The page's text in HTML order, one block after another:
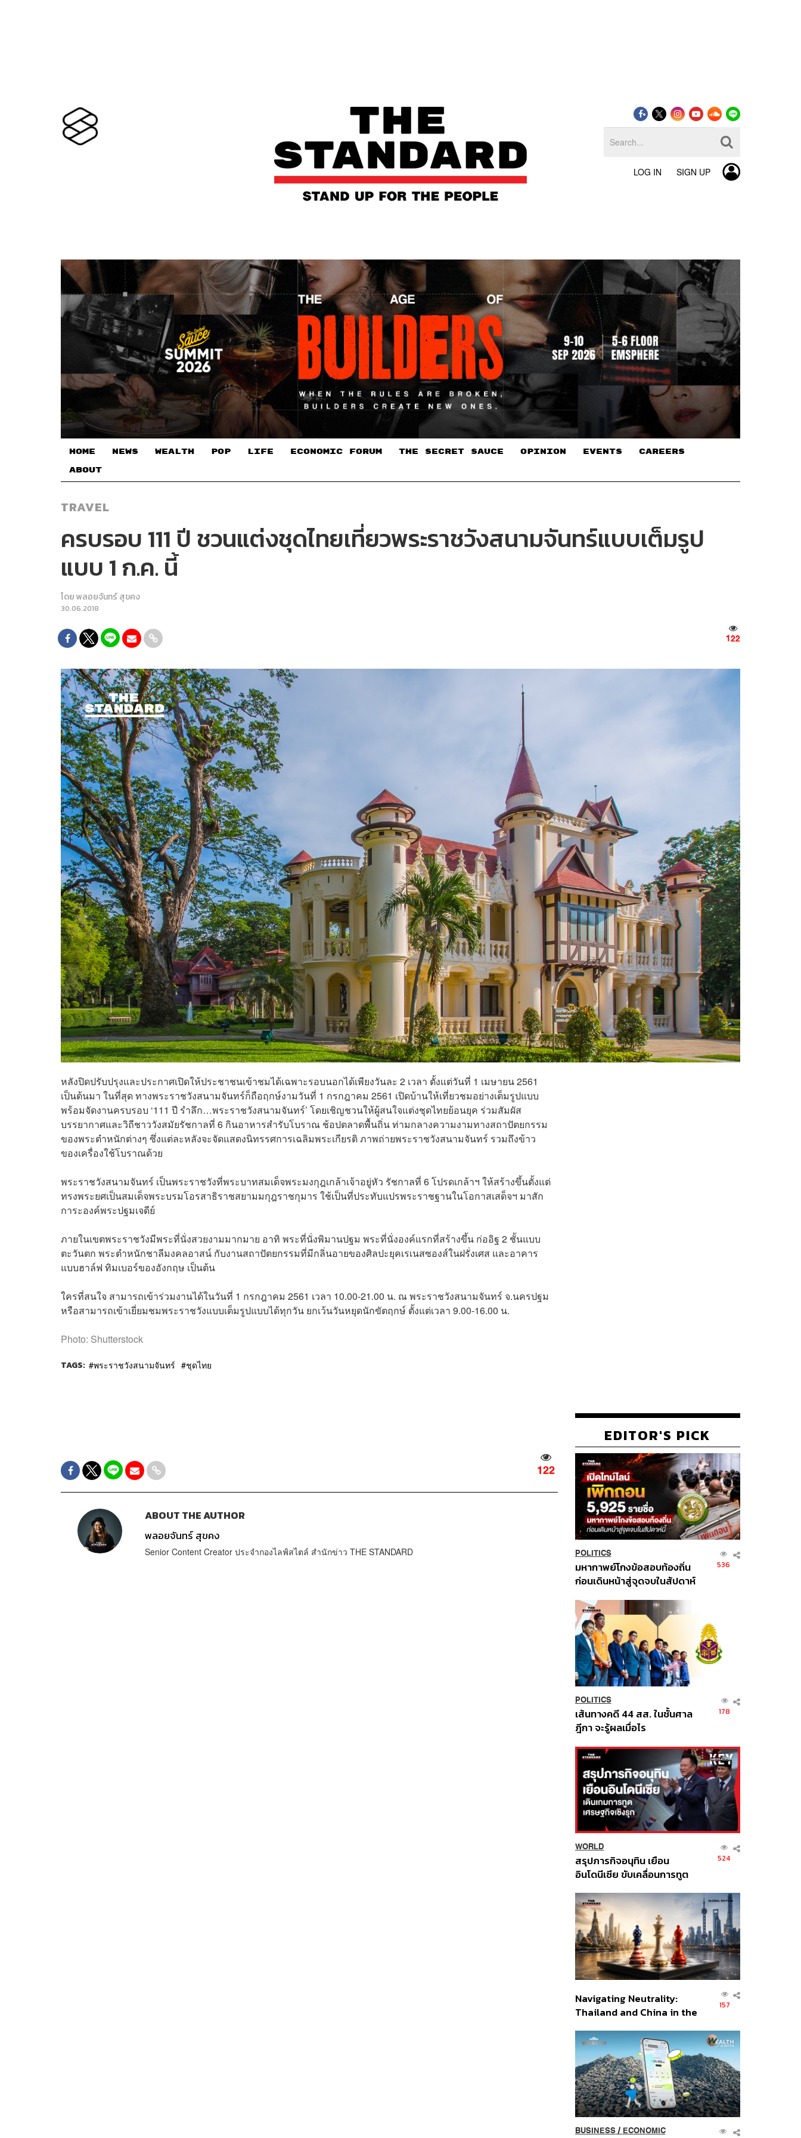
LOG IN SIGN UP
HOME NEWS WEALTH POP LIFE ECONOMIC FORUM THE SECRET SAUCE​ OPINION EVENTS CAREERS
ABOUT
TRAVEL
ครบรอบ 111 ปี ชวนแต่งชุดไทยเที่ยวพระราชวังสนามจันทร์แบบเต็มรูป
แบบ 1 ก.ค. นี้
โดยพลอยจันทร์ สุขคง
30.06.2018
122
หลังปิดปรับปรุงและประกาศเปิดให้ประชาชนเข้าชมได้เฉพาะรอบนอกได้เพียงวันละ 2 เวลา ตั้งแต่วันที่ 1 เมษายน 2561
เป็นต้นมา ในที่สุด ทางพระราชวังสนามจันทร์ก็ถือฤกษ์งามวันที่ 1 กรกฎาคม 2561 เปิดบ้านให้เที่ยวชมอย่างเต็มรูปแบบ
พร้อมจัดงานครบรอบ ‘111 ปี รำลึก…พระราชวังสนามจันทร์’ โดยเชิญชวนให้ผู้สนใจแต่งชุดไทยย้อนยุค ร่วมสัมผัส
บรรยากาศและวิถีชาววังสมัยรัชกาลที่ 6 กินอาหารสำรับโบราณ ช้อปตลาดพื้นถิ่น ท่ามกลางความงามทางสถาปัตยกรรม
ของพระตำหนักต่างๆ ซึ่งแต่ละหลังจะจัดแสดงนิทรรศการเฉลิมพระเกียรติ ภาพถ่ายพระราชวังสนามจันทร์ รวมถึงข้าว
ของเครื่องใช้โบราณด้วย
พระราชวังสนามจันทร์ เป็นพระราชวังที่พระบาทสมเด็จพระมงกุฎเกล้าเจ้าอยู่หัว รัชกาลที่ 6 โปรดเกล้าฯ ให้สร้างขึ้นตั้งแต่
ทรงพระยศเป็นสมเด็จพระบรมโอรสาธิราชสยามมกุฎราชกุมาร ใช้เป็นที่ประทับแปรพระราชฐานในโอกาสเสด็จฯ มาสัก
การะองค์พระปฐมเจดีย์
ภายในเขตพระราชวังมีพระที่นั่งสวยงามมากมาย อาทิ พระที่นั่งพิมานปฐม พระที่นั่งองค์แรกที่สร้างขึ้น ก่ออิฐ 2 ชั้นแบบ
ตะวันตก พระตำหนักชาลีมงคลอาสน์ กับงานสถาปัตยกรรมที่มีกลิ่นอายของศิลปะยุคเรเนสซองส์ในฝรั่งเศส และอาคาร
แบบฮาล์ฟ ทิมเบอร์ของอังกฤษ เป็นต้น
ใครที่สนใจ สามารถเข้าร่วมงานได้ในวันที่ 1 กรกฎาคม 2561 เวลา 10.00-21.00 น. ณ พระราชวังสนามจันทร์ จ.นครปฐม
หรือสามารถเข้าเยี่ยมชมพระราชวังแบบเต็มรูปแบบได้ทุกวัน ยกเว้นวันหยุดนักขัตฤกษ์ ตั้งแต่เวลา 9.00-16.00 น.
Photo: Shutterstock
TAGS: พระราชวังสนามจันทร์ ชุดไทย
122
ABOUT THE AUTHOR
พลอยจันทร์ สุขคง
Senior Content Creator ประจำกองไลฟ์สไตล์ สำนักข่าว THE STANDARD
EDITOR'S PICK
POLITICS
มหากาพย์โกงข้อสอบท้องถิ่น
ก่อนเดินหน้าสู่จุดจบในสัปดาห์
536
POLITICS
เส้นทางคดี 44 สส. ในชั้นศาล
ฎีกา จะรู้ผลเมื่อไร
178
WORLD
สรุปภารกิจอนุทิน เยือน
อินโดนีเซีย ขับเคลื่อนการทูต
ส่วนยุทธศาสตร์ไทย –
อินโดนีเซีย
524
Navigating Neutrality:
Thailand and China in the
Order
157
BUSINESS/ ECONOMIC